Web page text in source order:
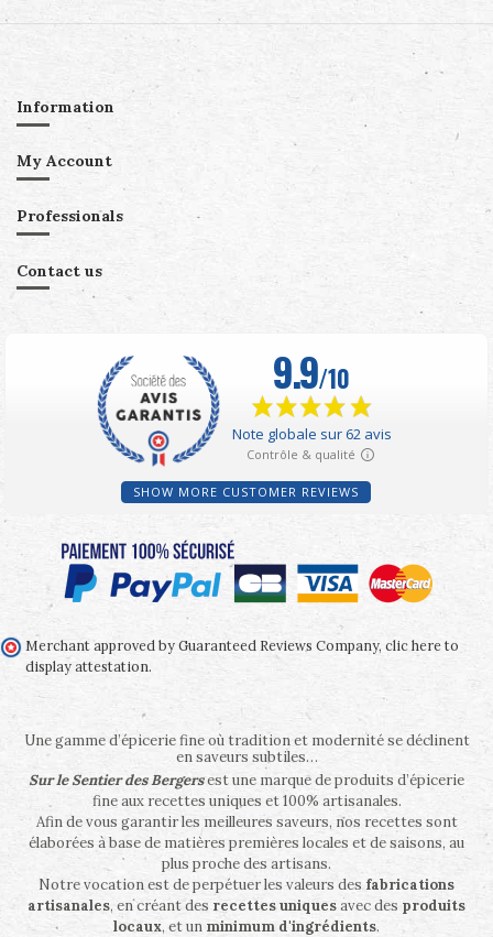
Information
My Account
Professionals
Contact us
SHOW MORE CUSTOMER REVIEWS
Merchant approved by Guaranteed Reviews Company, clic here to
display attestation.
Une gamme d’épicerie fine où tradition et modernité se déclinent
en saveurs subtiles…
Sur le Sentier des Bergersest une marque de produits d’épicerie
fine aux recettes uniques et 100% artisanales.
Afin de vous garantir les meilleures saveurs, nos recettes sont
élaborées à base de matières premières locales et de saisons, au
plus proche des artisans.
Notre vocation est de perpétuer les valeurs des fabrications
artisanales, en créant des recettes uniquesavec des produits
locaux, et un minimum d'ingrédients.